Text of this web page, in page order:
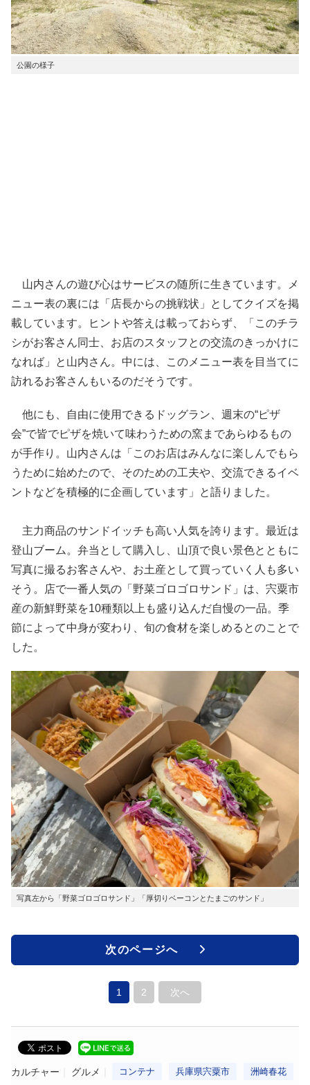
公園の様子
山内さんの遊び心はサービスの随所に生きています。メ
ニュー表の裏には「店長からの挑戦状」としてクイズを掲
載しています。ヒントや答えは載っておらず、「このチラ
シがお客さん同士、お店のスタッフとの交流のきっかけに
なれば」と山内さん。中には、このメニュー表を目当てに
訪れるお客さんもいるのだそうです。
他にも、自由に使用できるドッグラン、週末の“ピザ
会”で皆でピザを焼いて味わうための窯まであらゆるもの
が手作り。山内さんは「このお店はみんなに楽しんでもら
うために始めたので、そのための工夫や、交流できるイベ
ントなどを積極的に企画しています」と語りました。
主力商品のサンドイッチも高い人気を誇ります。最近は
登山ブーム。弁当として購入し、山頂で良い景色とともに
写真に撮るお客さんや、お土産として買っていく人も多い
そう。店で一番人気の「野菜ゴロゴロサンド」は、宍粟市
産の新鮮野菜を10種類以上も盛り込んだ自慢の一品。季
節によって中身が変わり、旬の食材を楽しめるとのことで
した。
写真左から「野菜ゴロゴロサンド」「厚切りベーコンとたまごのサンド」
次のページへ
1 2 次へ
カルチャー グルメ コンテナ 兵庫県宍粟市 洲崎春花